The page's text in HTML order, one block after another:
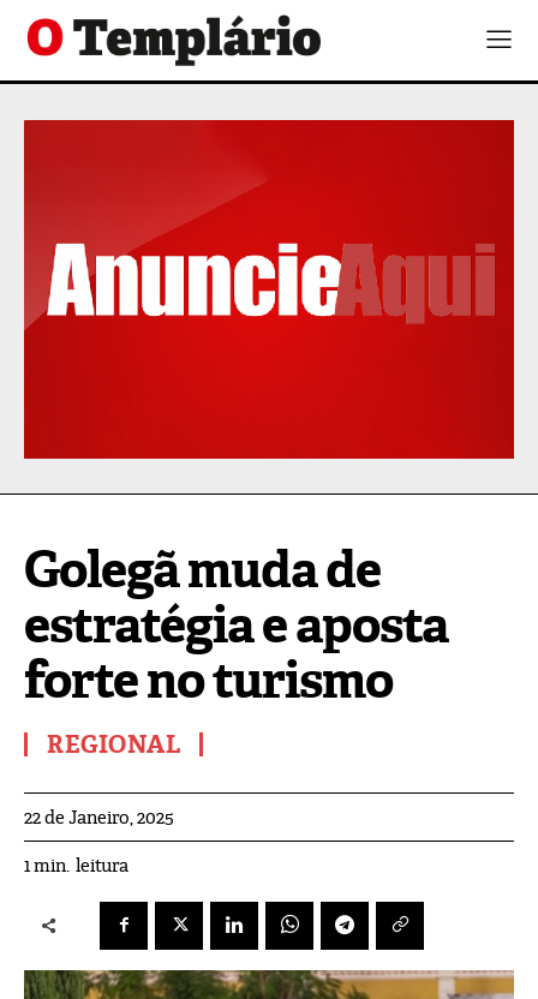
Golegã muda de
estratégia e aposta
forte no turismo
REGIONAL
22 de Janeiro, 2025
1min. leitura